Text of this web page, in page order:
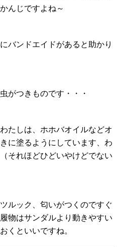
んじですよね～
バンドエイドがあると助かり
がつきものです・・・
たしは、ホホバオイルなどオ
に塗るようにしています、わ
それほどひどいやけどでない
ルック、匂いがつくのですぐ
物はサンダルより動きやすい
くといいですね。